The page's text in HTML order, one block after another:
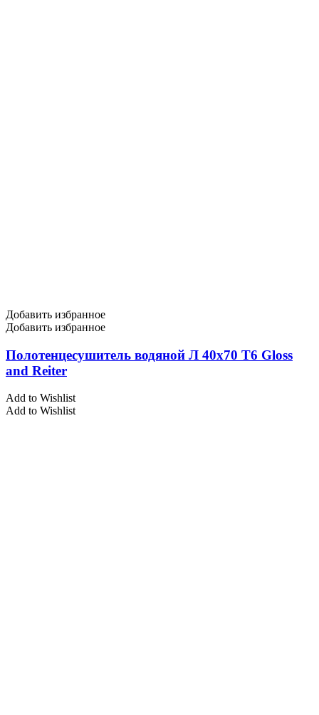
Добавить избранное
Добавить избранное
Полотенцесушитель водяной Л 40х70 Т6 Gloss
and Reiter
Add to Wishlist
Add to Wishlist